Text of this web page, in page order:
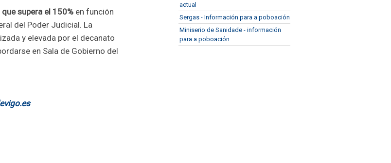
supera el 150% en función
del Poder Judicial. La
y elevada por el decanato
en Sala de Gobierno del
actual
Sergas - Información para a poboación
Miniserio de Sanidade - información
para a poboación